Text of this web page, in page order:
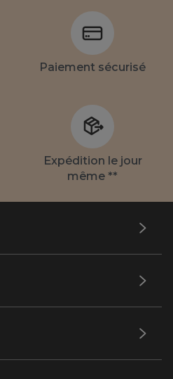
Paiement sécurisé
Expédition le jour
même **